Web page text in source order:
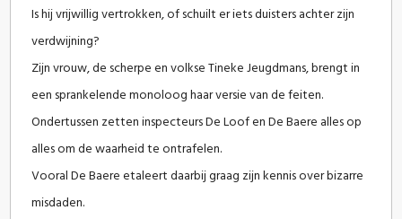
Is hij vrijwillig vertrokken, of schuilt er iets duisters achter zijn
verdwijning?
Zijn vrouw, de scherpe en volkse Tineke Jeugdmans, brengt in
een sprankelende monoloog haar versie van de feiten.
Ondertussen zetten inspecteurs De Loof en De Baere alles op
alles om de waarheid te ontrafelen.
Vooral De Baere etaleert daarbij graag zijn kennis over bizarre
misdaden.